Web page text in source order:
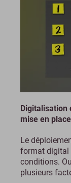
Digitalisation
mise en
Le
format digital
conditions.
plusieurs